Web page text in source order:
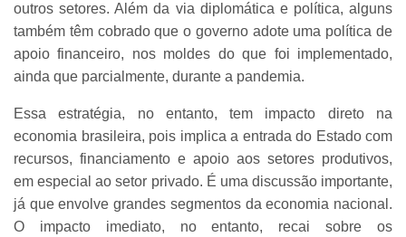
outros setores. Além da via diplomática e política, alguns
também têm cobrado que o governo adote uma política de
apoio financeiro, nos moldes do que foi implementado,
ainda que parcialmente, durante a pandemia.
Essa estratégia, no entanto, tem impacto direto na
economia brasileira, pois implica a entrada do Estado com
recursos, financiamento e apoio aos setores produtivos,
em especial ao setor privado. É uma discussão importante,
já que envolve grandes segmentos da economia nacional.
O impacto imediato, no entanto, recai sobre os